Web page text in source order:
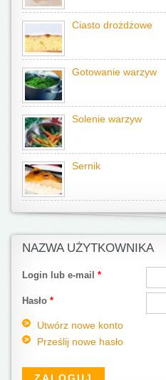
Ciasto drożdżowe
Gotowanie warzyw
Solenie warzyw
Sernik
NAZWA UŻYTKOWNIKA
Login lub e-mail *
Hasło *
Utwórz nowe konto
Prześlij nowe hasło